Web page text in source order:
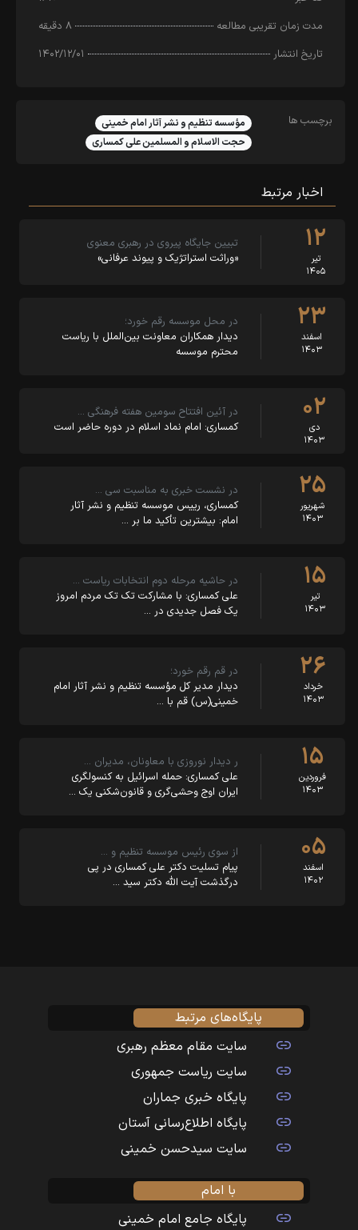
مدت زمان تقریبی مطالعه
۸ دقیقه
تاریخ انتشار
۱۴۰۲/۱۲/۰۱
برچسب ها
مؤسسه تنظیم و نشر آثار امام خمینی
حجت الاسلام و المسلمین علی کمساری
اخبار مرتبط
۱۲
تیر
۱۴۰۵
تبیین جایگاه پیروی در رهبری معنوی
«وراثت استراتژیک و پیوند عرفانی»
۲۳
اسفند
۱۴۰۳
در محل موسسه رقم خورد؛
دیدار همکاران معاونت بین‌الملل با ریاست
محترم موسسه
۰۲
دی
۱۴۰۳
در آئین افتتاح سومین هفته فرهنگی …
کمساری: امام نماد اسلام در دوره حاضر است
۲۵
شهریور
۱۴۰۳
در نشست خبری به مناسبت سی …
کمساری، رییس موسسه تنظیم و نشر آثار
امام: بیشترین تأکید ما بر …
۱۵
تیر
۱۴۰۳
در حاشیه مرحله دوم انتخابات ریاست …
علی کمساری: با مشارکت تک تک مردم امروز
یک فصل جدیدی در …
۲۶
خرداد
۱۴۰۳
در قم رقم خورد؛
دیدار مدیر کل مؤسسه تنظیم و نشر آثار امام
خمینی(س) قم با …
۱۵
فروردین
۱۴۰۳
ر دیدار نوروزی با معاونان، مدیران …
علی کمساری: حمله اسرائیل به کنسولگری
ایران اوج وحشی‌گری و قانون‌شکنی یک …
۰۵
اسفند
۱۴۰۲
از سوی رئیس موسسه تنظیم و …
پیام تسلیت دکتر علی کمساری در پی
درگذشت آیت الله دکتر سید …
پایگاه‌های مرتبط
سایت مقام معظم رهبری
سایت ریاست جمهوری
پایگاه خبری جماران
پایگاه اطلاع‌رسانی آستان
سایت سیدحسن خمینی
با امام
پایگاه جامع امام خمینی